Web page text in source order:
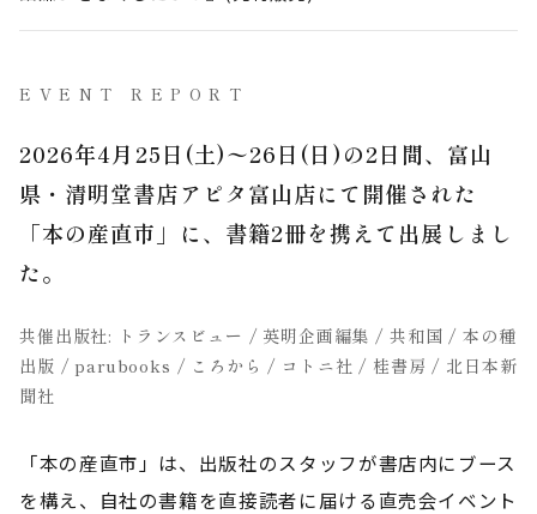
EVENT REPORT
2026年4月25日(土)〜26日(日)の2日間、富山
県・清明堂書店アピタ富山店にて開催された
「本の産直市」に、書籍2冊を携えて出展しまし
た。
共催出版社: トランスビュー / 英明企画編集 / 共和国 / 本の種
出版 / parubooks / ころから / コトニ社 / 桂書房 / 北日本新
聞社
「本の産直市」は、出版社のスタッフが書店内にブース
を構え、自社の書籍を直接読者に届ける直売会イベント